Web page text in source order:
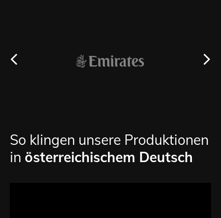
So klingen unsere Produktionen
in österreichischem Deutsch